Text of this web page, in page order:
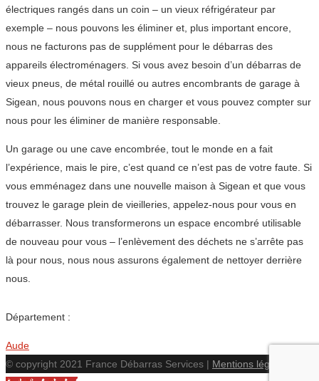
électriques rangés dans un coin – un vieux réfrigérateur par
exemple – nous pouvons les éliminer et, plus important encore,
nous ne facturons pas de supplément pour le débarras des
appareils électroménagers. Si vous avez besoin d’un débarras de
vieux pneus, de métal rouillé ou autres encombrants de garage à
Sigean, nous pouvons nous en charger et vous pouvez compter sur
nous pour les éliminer de manière responsable.
Un garage ou une cave encombrée, tout le monde en a fait
l’expérience, mais le pire, c’est quand ce n’est pas de votre faute. Si
vous emménagez dans une nouvelle maison à Sigean et que vous
trouvez le garage plein de vieilleries, appelez-nous pour vous en
débarrasser. Nous transformerons un espace encombré utilisable
de nouveau pour vous – l’enlèvement des déchets ne s’arrête pas
là pour nous, nous nous assurons également de nettoyer derrière
nous.
Département :
Aude
© copyright 2021 France Débarras Services | Mentions légales